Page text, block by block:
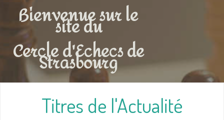
Bienvenue sur le
site du
Cercle d'Echecs de
Strasbourg
Titres de l'Actualité